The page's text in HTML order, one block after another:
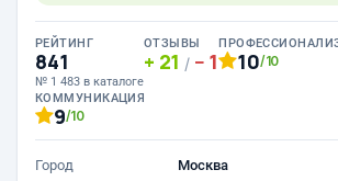
РЕЙТИНГ
841
№ 1 483 в каталоге
ОТЗЫВЫ
21 / 1 10/10
КОММУНИКАЦИЯ
9/10
Город
Москва